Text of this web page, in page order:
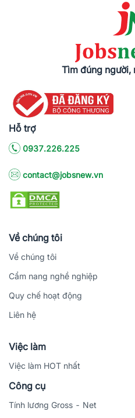
Tìm đúng người,
Hỗ trợ
0937.226.225
contact@jobsnew.vn
Về chúng tôi
Về chúng tôi
Cẩm nang nghề nghiệp
Quy chế hoạt động
Liên hệ
Việc làm
Việc làm HOT nhất
Công cụ
Tính lương Gross - Net